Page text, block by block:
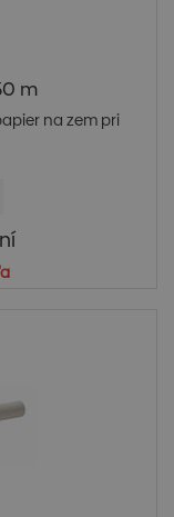
m
na zem pri